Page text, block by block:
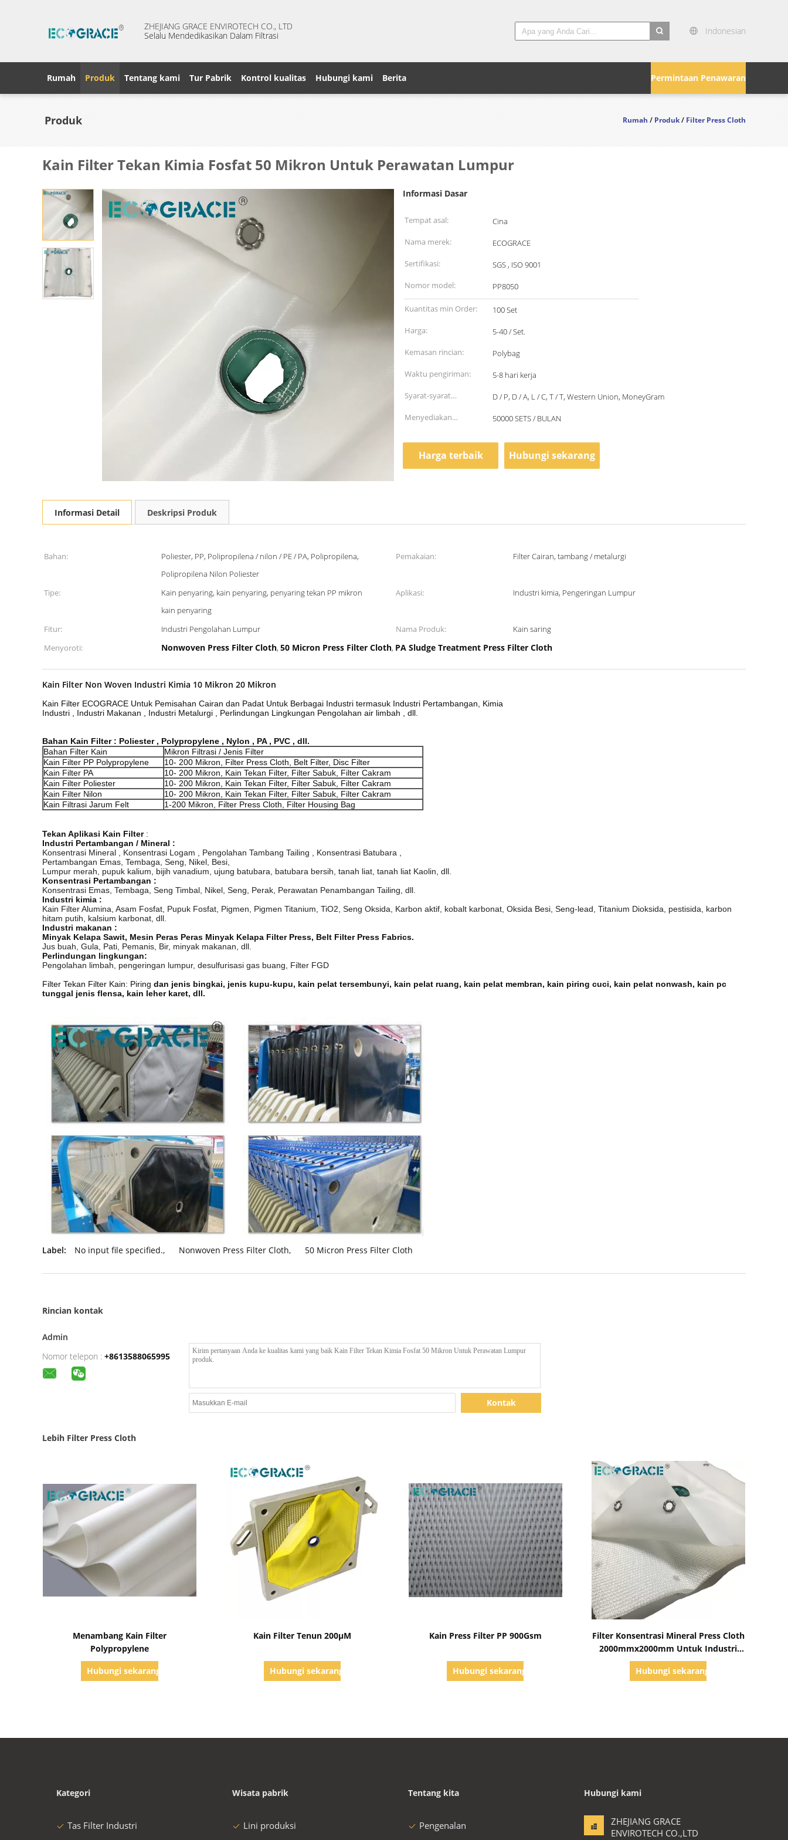
ZHEJIANG GRACE ENVIROTECH CO., LTD
Selalu Mendedikasikan Dalam Filtrasi
Indonesian
Permintaan Penawaran
Rumah Produk Tentang kami Tur Pabrik Kontrol kualitas Hubungi kami Berita
Produk Rumah/Produk/Filter Press Cloth
Kain Filter Tekan Kimia Fosfat 50 Mikron Untuk Perawatan Lumpur
Informasi Dasar
Tempat asal:
Cina
Nama merek:
ECOGRACE
Sertifikasi:
SGS , ISO 9001
Nomor model:
PP8050
Kuantitas min Order:
100 Set
Harga:
5-40 / Set.
Kemasan rincian:
Polybag
Waktu pengiriman:
5-8 hari kerja
Syarat-syarat
pembayaran:
D / P, D / A, L / C, T / T, Western Union, MoneyGram
Menyediakan
50000 SETS / BULAN
Harga terbaik Hubungi sekarang
Informasi Detail Deskripsi Produk
Bahan:
Poliester, PP, Polipropilena / nilon / PE / PA, Polipropilena,
Polipropilena Nilon Poliester
Pemakaian: Filter Cairan, tambang / metalurgi
Tipe:
Kain penyaring, kain penyaring, penyaring tekan PP mikron
kain penyaring
Aplikasi: Industri kimia, Pengeringan Lumpur
Fitur: Industri Pengolahan Lumpur Nama Produk:
Kain saring
Menyoroti:
Nonwoven Press Filter Cloth, 50 Micron Press Filter Cloth, PA Sludge Treatment Press Filter Cloth
Kain Filter Non Woven Industri Kimia 10 Mikron 20 Mikron
Kain Filter ECOGRACE Untuk Pemisahan Cairan dan Padat Untuk Berbagai Industri termasuk Industri Pertambangan, Kimia
Industri , Industri Makanan , Industri Metalurgi , Perlindungan Lingkungan Pengolahan air limbah , dll.
Bahan Kain Filter : Poliester , Polypropylene , Nylon , PA , PVC , dll.
Bahan Filter Kain
Mikron Filtrasi / Jenis Filter
Kain Filter PP Polypropylene
10- 200 Mikron, Filter Press Cloth, Belt Filter, Disc Filter
Kain Filter PA
10- 200 Mikron, Kain Tekan Filter, Filter Sabuk, Filter Cakram
Kain Filter Poliester
10- 200 Mikron, Kain Tekan Filter, Filter Sabuk, Filter Cakram
Kain Filter Nilon
10- 200 Mikron, Kain Tekan Filter, Filter Sabuk, Filter Cakram
Kain Filtrasi Jarum Felt
1-200 Mikron, Filter Press Cloth, Filter Housing Bag
Tekan Aplikasi Kain Filter :
Industri Pertambangan / Mineral :
Konsentrasi Mineral , Konsentrasi Logam , Pengolahan Tambang Tailing , Konsentrasi Batubara ,
Pertambangan Emas, Tembaga, Seng, Nikel, Besi,
Lumpur merah, pupuk kalium, bijih vanadium, ujung batubara, batubara bersih, tanah liat, tanah liat Kaolin, dll.
Konsentrasi Pertambangan :
Konsentrasi Emas, Tembaga, Seng Timbal, Nikel, Seng, Perak, Perawatan Penambangan Tailing, dll.
Industri kimia :
Kain Filter Alumina, Asam Fosfat, Pupuk Fosfat, Pigmen, Pigmen Titanium, TiO2, Seng Oksida, Karbon aktif, kobalt karbonat, Oksida Besi, Seng-lead, Titanium Dioksida, pestisida, karbon
hitam putih, kalsium karbonat, dll.
Industri makanan :
Minyak Kelapa Sawit, Mesin Peras Peras Minyak Kelapa Filter Press, Belt Filter Press Fabrics.
Jus buah, Gula, Pati, Pemanis, Bir, minyak makanan, dll.
Perlindungan lingkungan:
Pengolahan limbah, pengeringan lumpur, desulfurisasi gas buang, Filter FGD
Filter Tekan Filter Kain: Piring dan jenis bingkai, jenis kupu-kupu, kain pelat tersembunyi, kain pelat ruang, kain pelat membran, kain piring cuci, kain pelat nonwash, kain pc
tunggal jenis flensa, kain leher karet, dll.
Label: No input file specified., Nonwoven Press Filter Cloth, 50 Micron Press Filter Cloth
Rincian kontak
Admin
Nomor telepon : +8613588065995
Kontak
Lebih Filter Press Cloth
Menambang Kain Filter
Polypropylene
Hubungi sekarang
Kain Filter Tenun 200μM
Hubungi sekarang
Kain Press Filter PP 900Gsm
Hubungi sekarang
Filter Konsentrasi Mineral Press Cloth
2000mmx2000mm Untuk Industri
Metalurgi
Hubungi sekarang
Kategori
Tas Filter Industri
Wisata pabrik
Lini produksi
Tentang kita
Pengenalan
Hubungi kami
ZHEJIANG GRACE
ENVIROTECH CO.,LTD